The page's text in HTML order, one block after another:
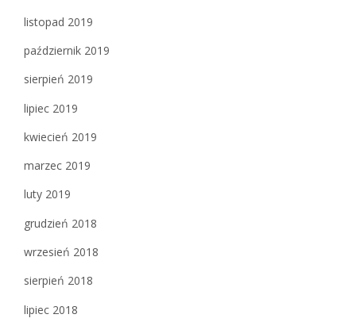
listopad 2019
październik 2019
sierpień 2019
lipiec 2019
kwiecień 2019
marzec 2019
luty 2019
grudzień 2018
wrzesień 2018
sierpień 2018
lipiec 2018